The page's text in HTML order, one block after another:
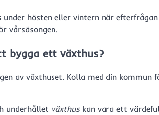
under hösten eller vintern när
vårsäsongen.
bygga ett växthus?
av växthuset. Kolla med din
underhållet växthuskan vara ett